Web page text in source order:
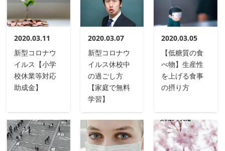
2020.03.11
新型コロナウ
イルス【小学
校休業等対応
助成金】
2020.03.07
新型コロナウ
イルス休校中
の過ごし方
【家庭で無料
学習】
2020.03.05
【低糖質の食
べ物】生産性
を上げる食事
の摂り方